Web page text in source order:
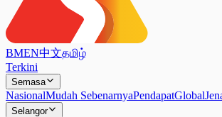
BMEN中文தமிழ்
Terkini
Semasa
NasionalMudah SebenarnyaPendapatGlobal
Selangor